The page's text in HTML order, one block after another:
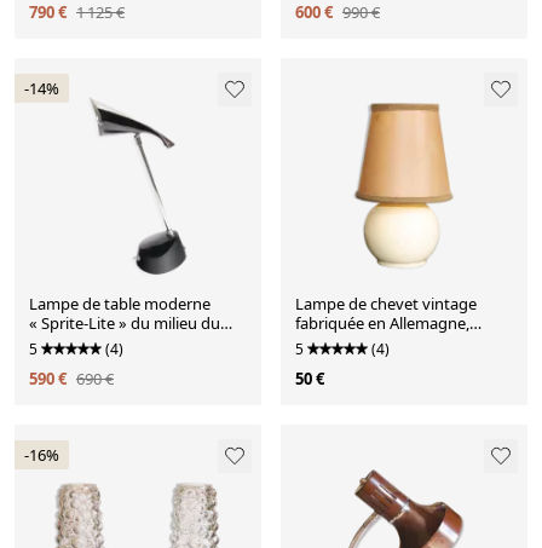
790 € 1 125 € 600 € 990 €
-14%
Lampe de table moderne
« Sprite-Lite » du milieu du
siècle par Richard Barr pour
Laurel, États-Unis, années
1960
5 (4)
590 € 690 €
Lampe de chevet vintage
fabriquée en Allemagne,
années 1980
5 (4)
50 €
-16%